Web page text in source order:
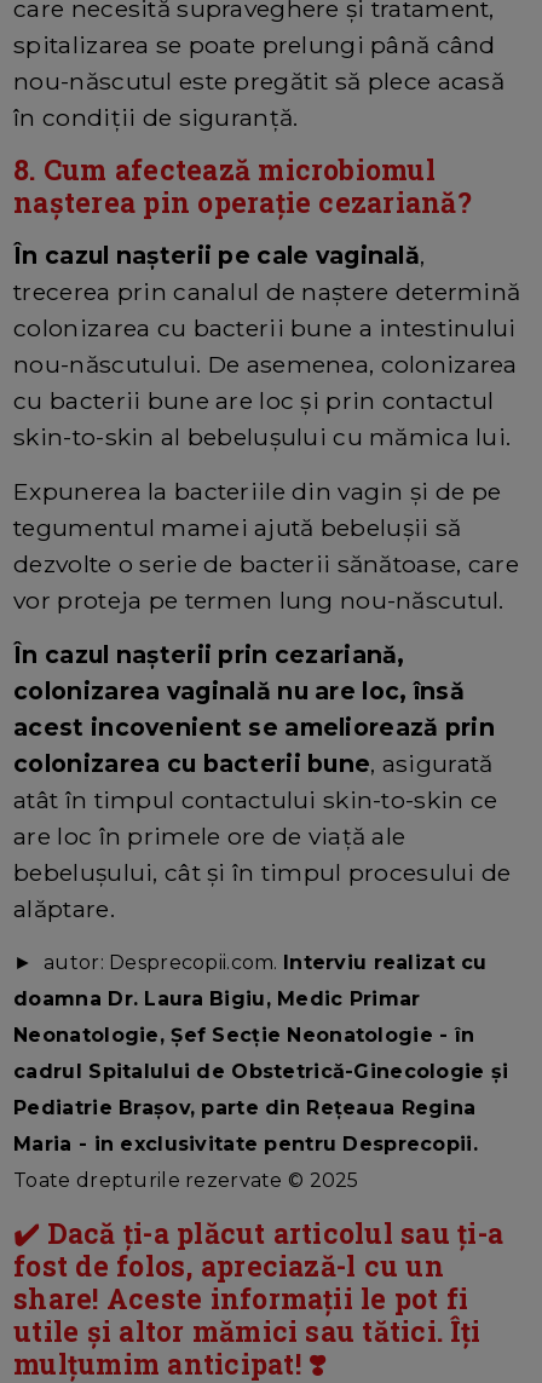
care necesită supraveghere și tratament,
spitalizarea se poate prelungi până când
nou-născutul este pregătit să plece acasă
în condiții de siguranță.
8. Cum afectează microbiomul
nașterea pin operație cezariană?
În cazul nașterii pe cale vaginală,
trecerea prin canalul de naștere determină
colonizarea cu bacterii bune a intestinului
nou-născutului. De asemenea, colonizarea
cu bacterii bune are loc și prin contactul
skin-to-skin al bebelușului cu mămica lui.
Expunerea la bacteriile din vagin și de pe
tegumentul mamei ajută bebelușii să
dezvolte o serie de bacterii sănătoase, care
vor proteja pe termen lung nou-născutul.
În cazul nașterii prin cezariană,
colonizarea vaginală nu are loc, însă
acest incovenient se ameliorează prin
colonizarea cu bacterii bune, asigurată
atât în timpul contactului skin-to-skin ce
are loc în primele ore de viață ale
bebelușului, cât și în timpul procesului de
alăptare.
► autor: Desprecopii.com. Interviu realizat cu
doamna Dr. Laura Bigiu, Medic Primar
Neonatologie, Șef Secție Neonatologie - în
cadrul Spitalului de Obstetrică-Ginecologie și
Pediatrie Brașov, parte din Rețeaua Regina
Maria - in exclusivitate pentru Desprecopii.
Toate drepturile rezervate © 2025
✔️ Dacă ți-a plăcut articolul sau ți-a
fost de folos, apreciază-l cu un
share! Aceste informații le pot fi
utile și altor mămici sau tătici. Îți
mulțumim anticipat! ❣️